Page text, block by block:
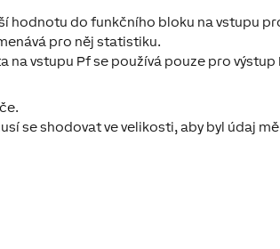
hodnotu do funkčního bloku na vstupu
pro něj statistiku.
vstupu Pf se používá pouze pro výstup
se shodovat ve velikosti, aby byl údaj